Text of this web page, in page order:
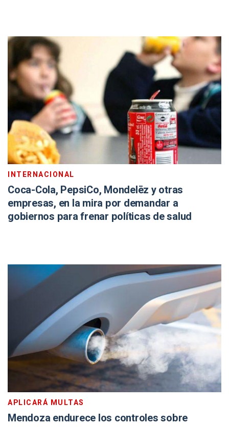
INTERNACIONAL
Coca-Cola, PepsiCo, Mondelēz y otras
empresas, en la mira por demandar a
gobiernos para frenar políticas de salud
APLICARÁ MULTAS
Mendoza endurece los controles sobre